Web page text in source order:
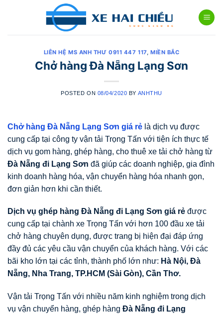
LIÊN HỆ MS ANH THƯ 0911 447 117, MIỀN BẮC
Chở hàng Đà Nẵng Lạng Sơn
POSTED ON 08/04/2020 BY ANHTHU
Chở hàng Đà Nẵng Lạng Sơn giá rẻ là dịch vụ được
cung cấp tại công ty vận tải Trọng Tấn với tiện ích thực tế
dịch vụ gom hàng, ghép hàng, cho thuê xe tải chở hàng từ
Đà Nẵng đi Lạng Sơn đã giúp các doanh nghiệp, gia đình
kinh doanh hàng hóa, vận chuyển hàng hóa nhanh gọn,
đơn giản hơn khi cần thiết.
Dịch vụ ghép hàng Đà Nẵng đi Lạng Sơn giá rẻ được
cung cấp tại chành xe Trọng Tấn với hơn 100 đầu xe tải
chở hàng chuyên dụng, được trang bị hiện đại đáp ứng
đầy đủ các yêu cầu vận chuyển của khách hàng. Với các
bãi kho lớn tại các tỉnh, thành phố lớn như: Hà Nội, Đà
Nẵng, Nha Trang, TP.HCM (Sài Gòn), Cần Thơ.
Vận tải Trọng Tấn với nhiều năm kinh nghiệm trong dịch
vụ vận chuyển hàng, ghép hàng Đà Nẵng đi Lạng